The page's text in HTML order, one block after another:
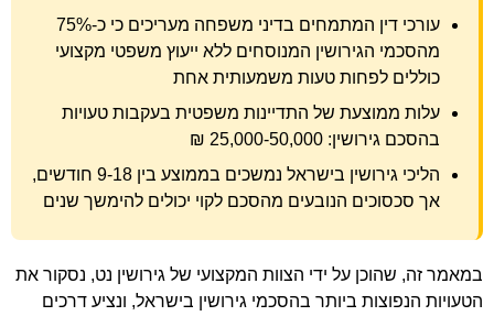
עורכי דין המתמחים בדיני משפחה מעריכים כי כ-75%
מהסכמי הגירושין המנוסחים ללא ייעוץ משפטי מקצועי
כוללים לפחות טעות משמעותית אחת
עלות ממוצעת של התדיינות משפטית בעקבות טעויות
בהסכם גירושין: 25,000-50,000 ₪
הליכי גירושין בישראל נמשכים בממוצע בין 9-18 חודשים,
אך סכסוכים הנובעים מהסכם לקוי יכולים להימשך שנים
במאמר זה, שהוכן על ידי הצוות המקצועי של גירושין נט, נסקור את
הטעויות הנפוצות ביותר בהסכמי גירושין בישראל, ונציע דרכים